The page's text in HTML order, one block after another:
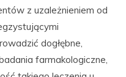
z uzależnieniem od
dogłębne,
farmakologiczne,